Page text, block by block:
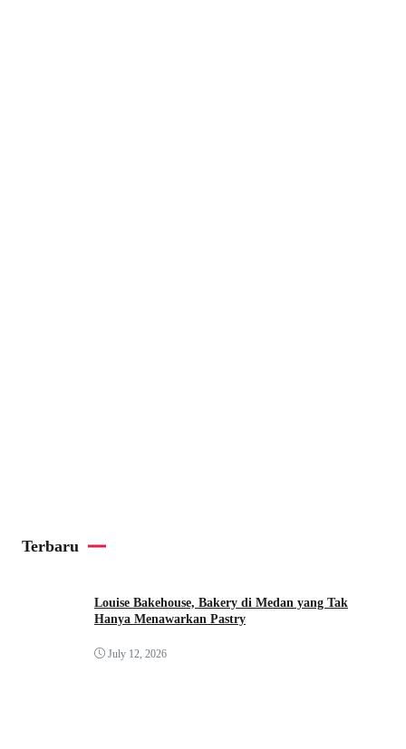
Terbaru
Louise Bakehouse, Bakery di Medan yang Tak
Hanya Menawarkan Pastry
July 12, 2026